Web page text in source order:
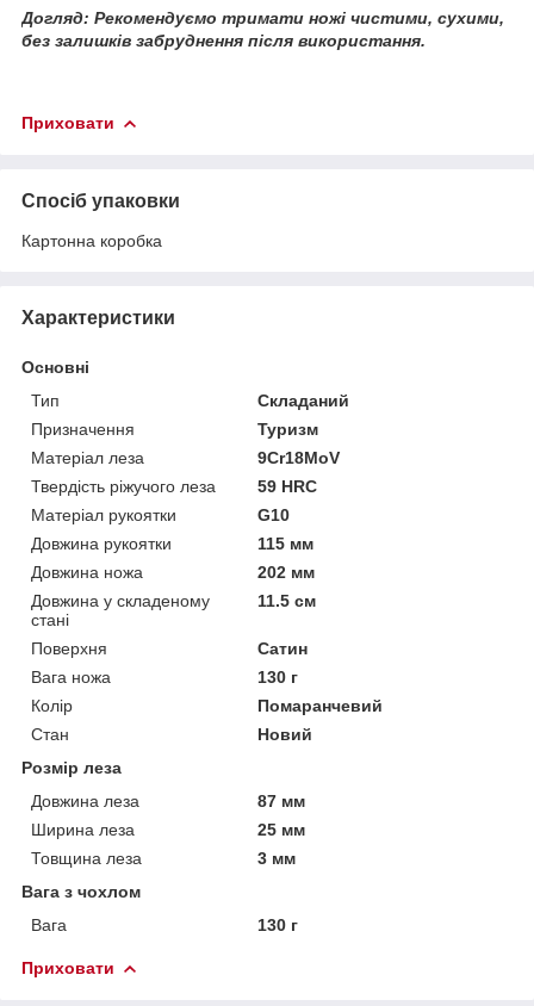
Догляд: Рекомендуємо тримати ножі чистими, сухими,
без залишків забруднення після використання.
Приховати
Спосіб упаковки
Картонна коробка
Характеристики
Основні
Тип
Складаний
Призначення
Туризм
Матеріал леза
9Cr18MoV
Твердість ріжучого леза
59 HRC
Матеріал рукоятки
G10
Довжина рукоятки
115 мм
Довжина ножа
202 мм
Довжина у складеному
стані
11.5 см
Поверхня
Сатин
Вага ножа
130 г
Колір
Помаранчевий
Стан
Новий
Розмір леза
Довжина леза
87 мм
Ширина леза
25 мм
Товщина леза
3 мм
Вага з чохлом
Вага
130 г
Приховати